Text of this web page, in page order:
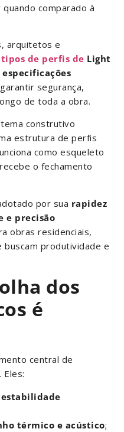
comparado à
arquitetos e
tipos de perfis de Light
segurança,
de toda a obra.
construtivo
estrutura de perfis
como esqueleto
o fechamento
por sua rapidez
e precisão
obras residenciais,
buscam produtividade e
dos
é
central de
térmico e acústico;